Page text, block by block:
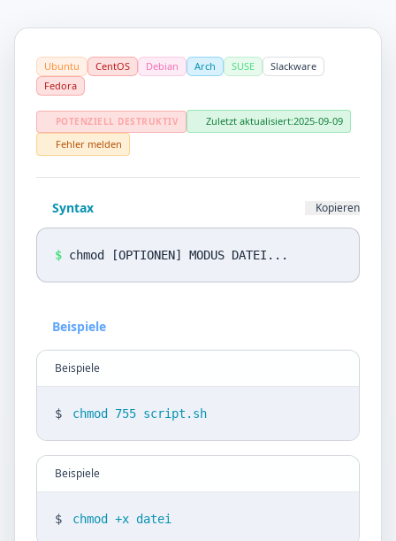
Kontakt
Impressum
Datenschutz
Sprache
DE EN
Design
Light
Ubuntu CentOS Debian Arch SUSE
Slackware
Fedora
POTENZIELL DESTRUKTIV Zuletzt aktualisiert:2025-09-09
Fehler melden
Syntax Kopieren
$ chmod [OPTIONEN] MODUS DATEI...
Beispiele
Beispiele
$ chmod 755 script.sh
Beispiele
$ chmod +x datei